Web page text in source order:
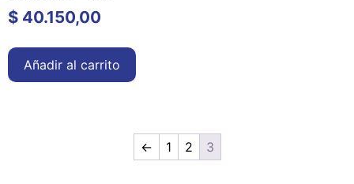
$ 40.150,00
Añadir al carrito
← 1 2 3